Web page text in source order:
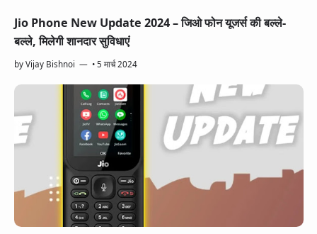
Telegram
Snapchat
Jio Phone New Update 2024 – जिओ फोन यूजर्स की बल्ले-
बल्ले, मिलेगी शानदार सुविधाएं
byVijay Bishnoi •5 मार्च 2024